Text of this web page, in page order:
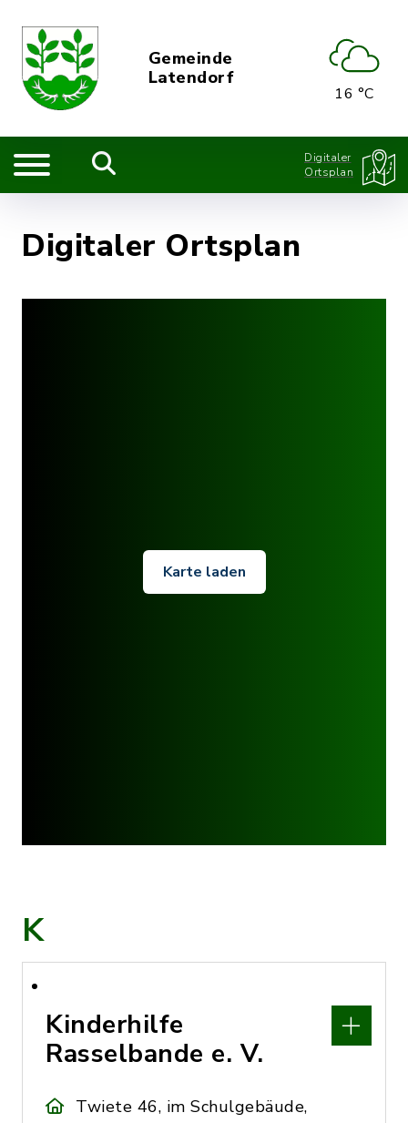
Gemeinde
Latendorf
16 °C
Digitaler
Ortsplan
Digitaler Ortsplan
Karte laden
K
Kinderhilfe
Rasselbande e. V.
Twiete 46, im Schulgebäude,